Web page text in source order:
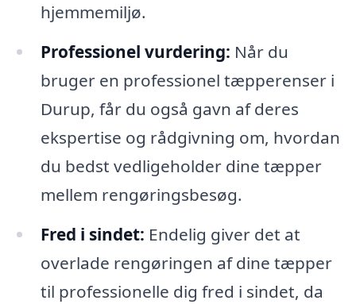
hjemmemiljø.
Professionel vurdering: Når du
bruger en professionel tæpperenser i
Durup, får du også gavn af deres
ekspertise og rådgivning om, hvordan
du bedst vedligeholder dine tæpper
mellem rengøringsbesøg.
Fred i sindet: Endelig giver det at
overlade rengøringen af dine tæpper
til professionelle dig fred i sindet, da